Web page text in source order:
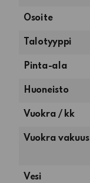
Osoite
Talotyyppi
Pinta-ala
Huoneisto
2
ja
keittiö
Vuokra / kk
Vuokra vakuus
Vesi